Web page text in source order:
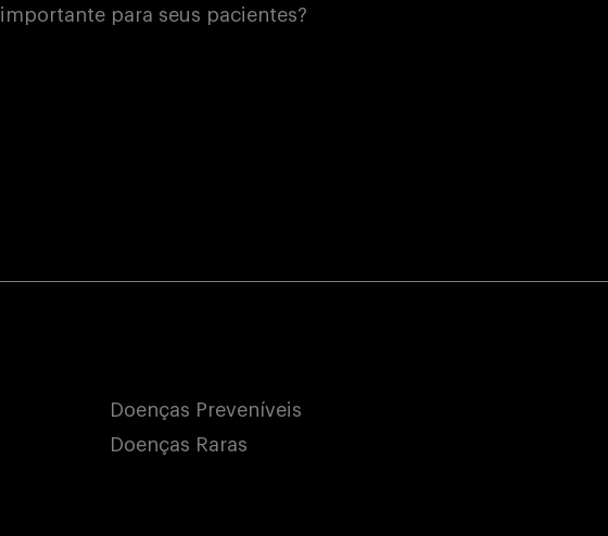
importante para seus pacientes?
Doenças Preveníveis
Doenças Raras